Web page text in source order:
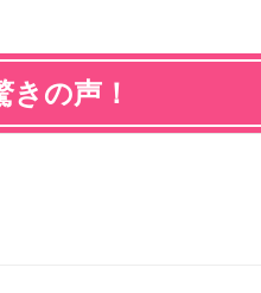
きの声！